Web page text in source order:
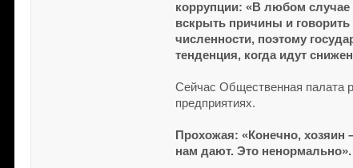
коррупции: «В любом случае
вскрыть причины и
численности, поэтому
тенденция, когда идут
Сейчас Общественная палата
предприятиях.
Прохожая: «Конечно, хозяин
нам дают. Это ненормально».